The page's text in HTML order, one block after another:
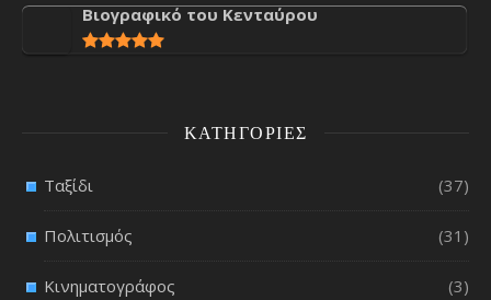
Βιογραφικό του Κενταύρου
ΚΑΤΗΓΟΡΊΕΣ
Ταξίδι (37)
Πολιτισμός (31)
Κινηματογράφος (3)